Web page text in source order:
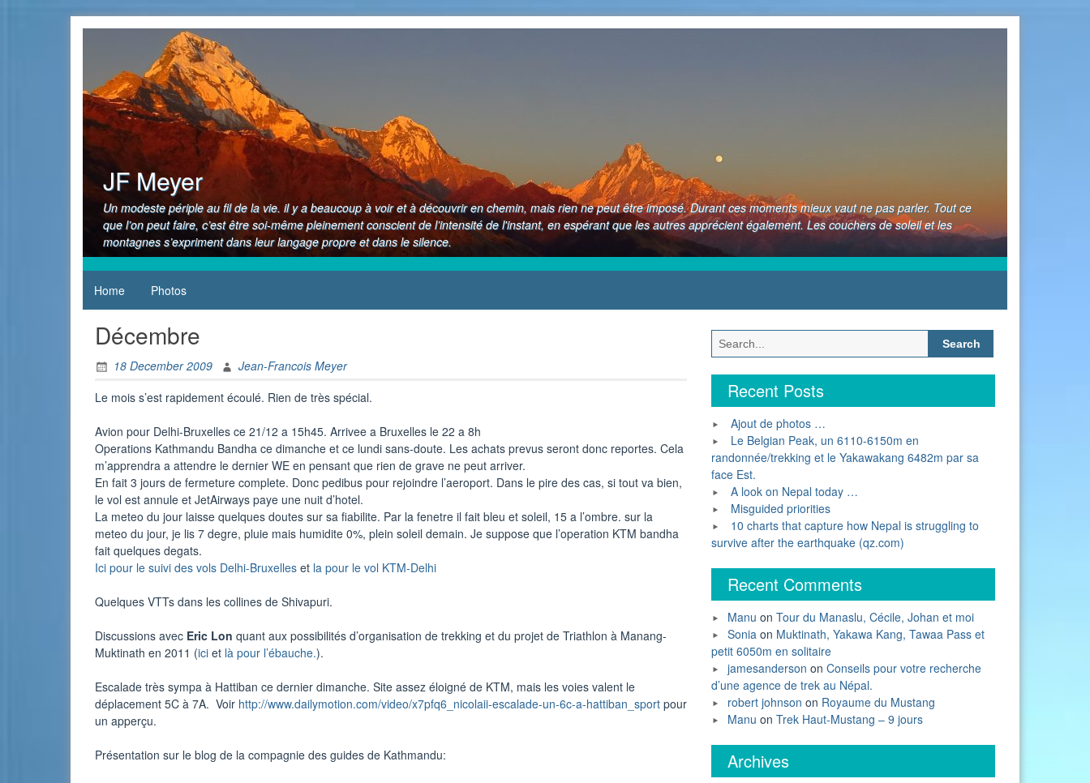
JF Meyer
Un modeste périple au fil de la vie. il y a beaucoup à voir et à découvrir en chemin, mais rien ne peut être imposé. Durant ces moments mieux vaut ne pas parler. Tout ce
que l’on peut faire, c’est être soi-même pleinement conscient de l’intensité de l'instant, en espérant que les autres apprécient également. Les couchers de soleil et les
montagnes s’expriment dans leur langage propre et dans le silence.
Home Photos
Décembre
18 December 2009
Jean-Francois Meyer
Le mois s’est rapidement écoulé. Rien de très spécial.
Avion pour Delhi-Bruxelles ce 21/12 a 15h45. Arrivee a Bruxelles le 22 a 8h
Operations Kathmandu Bandha ce dimanche et ce lundi sans-doute. Les achats prevus seront donc reportes. Cela
m’apprendra a attendre le dernier WE en pensant que rien de grave ne peut arriver.
En fait 3 jours de fermeture complete. Donc pedibus pour rejoindre l’aeroport. Dans le pire des cas, si tout va bien,
le vol est annule et JetAirways paye une nuit d’hotel.
La meteo du jour laisse quelques doutes sur sa fiabilite. Par la fenetre il fait bleu et soleil, 15 a l’ombre. sur la
meteo du jour, je lis 7 degre, pluie mais humidite 0%, plein soleil demain. Je suppose que l’operation KTM bandha
fait quelques degats.
Ici pour le suivi des vols Delhi-Bruxelles et la pour le vol KTM-Delhi
Quelques VTTs dans les collines de Shivapuri.
Discussions avec Eric Lon quant aux possibilités d’organisation de trekking et du projet de Triathlon à Manang-
Muktinath en 2011 (ici et là pour l’ébauche.).
Escalade très sympa à Hattiban ce dernier dimanche. Site assez éloigné de KTM, mais les voies valent le
déplacement 5C à 7A. Voir http://www.dailymotion.com/video/x7pfq6_nicolaii-escalade-un-6c-a-hattiban_sport pour
un apperçu.
Présentation sur le blog de la compagnie des guides de Kathmandu:
Search
for:
Recent Posts
Ajout de photos …
Le Belgian Peak, un 6110-6150m en
randonnée/trekking et le Yakawakang 6482m par sa
face Est.
A look on Nepal today …
Misguided priorities
10 charts that capture how Nepal is struggling to
survive after the earthquake (qz.com)
Recent Comments
Manu on Tour du Manaslu, Cécile, Johan et moi
Sonia on Muktinath, Yakawa Kang, Tawaa Pass et
petit 6050m en solitaire
jamesanderson on Conseils pour votre recherche
d’une agence de trek au Népal.
robert johnson on Royaume du Mustang
Manu on Trek Haut-Mustang – 9 jours
Archives